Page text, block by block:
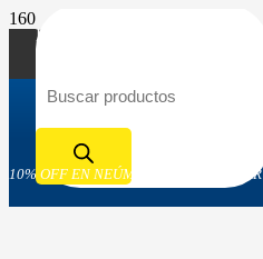
Búsqueda de productos
10% OFF EN NEÚMATICOS GOODYEAR